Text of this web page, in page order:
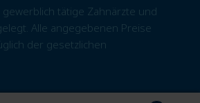
tätige Zahnärzte und
Alle angegebenen Preise
der gesetzlichen